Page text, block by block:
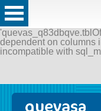
ERROR:
1055 Expression #1 of
clause and contains
dependent on columns
incompatible with